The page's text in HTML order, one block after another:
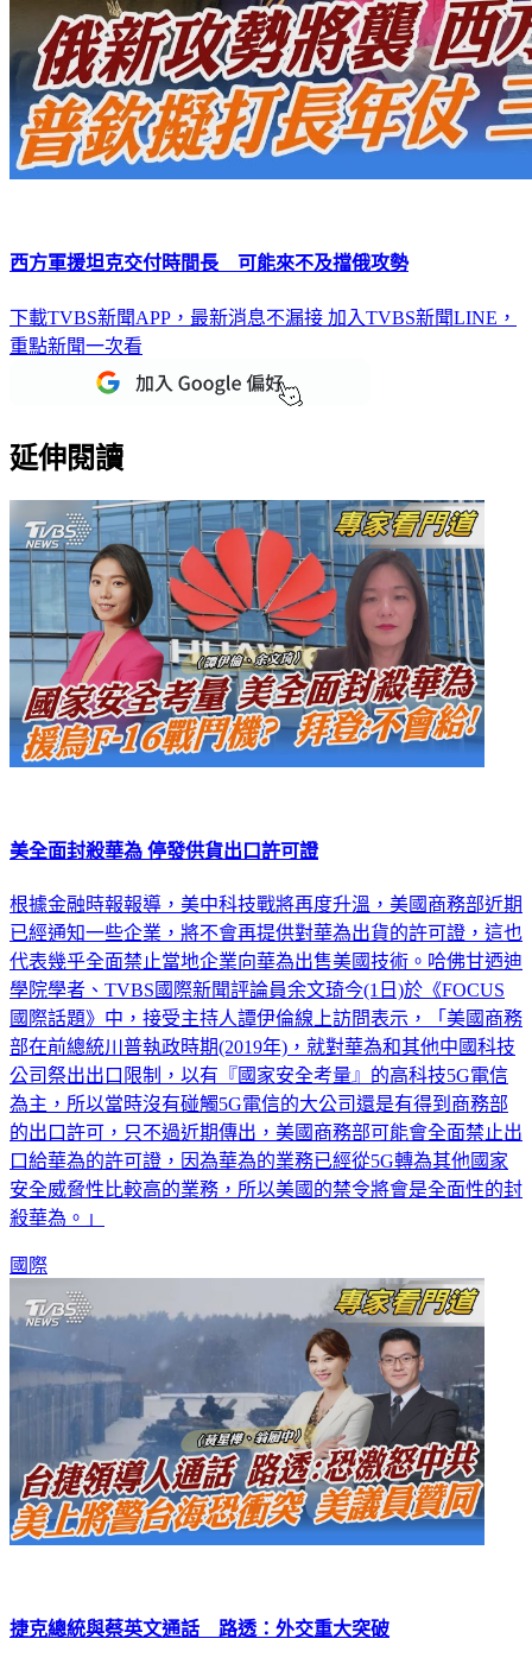
西方軍援坦克交付時間長 可能來不及擋俄攻勢
下載TVBS新聞APP，最新消息不漏接 加入TVBS新聞LINE，
重點新聞一次看
延伸閱讀
美全面封殺華為 停發供貨出口許可證
根據金融時報報導，美中科技戰將再度升溫，美國商務部近期
已經通知一些企業，將不會再提供對華為出貨的許可證，這也
代表幾乎全面禁止當地企業向華為出售美國技術。哈佛甘迺迪
學院學者、TVBS國際新聞評論員余文琦今(1日)於《FOCUS
國際話題》中，接受主持人譚伊倫線上訪問表示，「美國商務
部在前總統川普執政時期(2019年)，就對華為和其他中國科技
公司祭出出口限制，以有『國家安全考量』的高科技5G電信
為主，所以當時沒有碰觸5G電信的大公司還是有得到商務部
的出口許可，只不過近期傳出，美國商務部可能會全面禁止出
口給華為的許可證，因為華為的業務已經從5G轉為其他國家
安全威脅性比較高的業務，所以美國的禁令將會是全面性的封
殺華為。」
國際
捷克總統與蔡英文通話 路透：外交重大突破